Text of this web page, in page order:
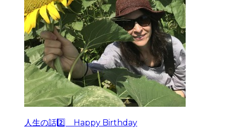
人生の話2️⃣ Happy Birthday